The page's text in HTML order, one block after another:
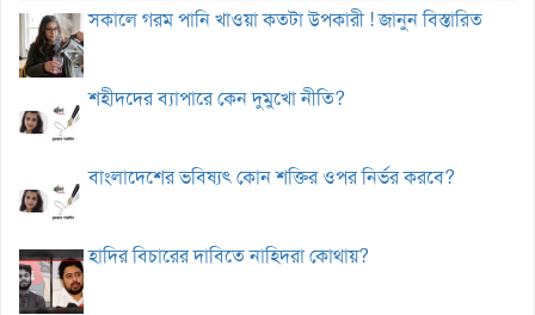
সকালে গরম পানি খাওয়া কতটা উপকারী ! জানুন বিস্তারিত
শহীদদের ব্যাপারে কেন দুমুখো নীতি?
বাংলাদেশের ভবিষ্যৎ কোন শক্তির ওপর নির্ভর করবে?
হাদির বিচারের দাবিতে নাহিদরা কোথায়?